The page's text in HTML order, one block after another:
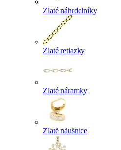
Zlaté náhrdelníky
Zlaté retiazky
Zlaté náramky
Zlaté náušnice